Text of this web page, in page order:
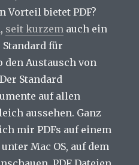
Vorteil bietet PDF?
seit kurzem auch ein
für
den Austausch von
Standard
auf allen
aussehen. Ganz
mir PDFs auf einem
Mac OS, auf dem